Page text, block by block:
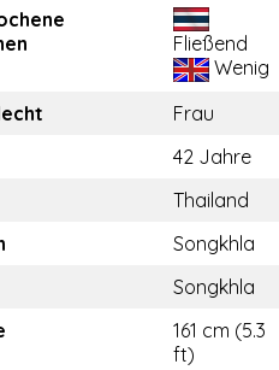
Fließend
Wenig
Frau
42 Jahre
Thailand
Songkhla
Songkhla
161 cm (5.3
ft)